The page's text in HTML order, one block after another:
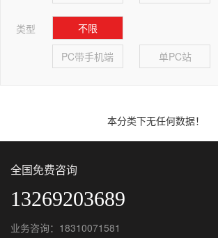
类型 不限
PC带手机端 单PC站
本分类下无任何数据！
全国免费咨询
13269203689
业务咨询：18310071581